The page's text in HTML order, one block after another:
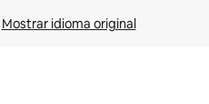
Mostrar idioma original